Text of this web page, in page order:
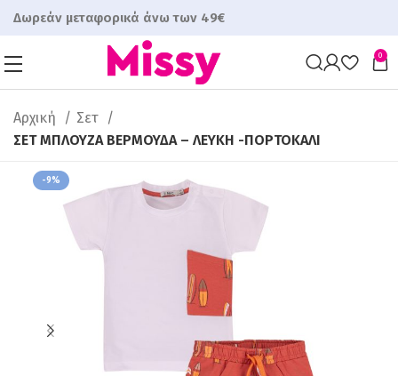
Δωρεάν μεταφορικά άνω των 49€
0
Αρχική
Σετ
ΣΕΤ ΜΠΛΟΥΖΑ ΒΕΡΜΟΥΔΑ – ΛΕΥΚΗ -ΠΟΡΤΟΚΑΛΙ
-9%